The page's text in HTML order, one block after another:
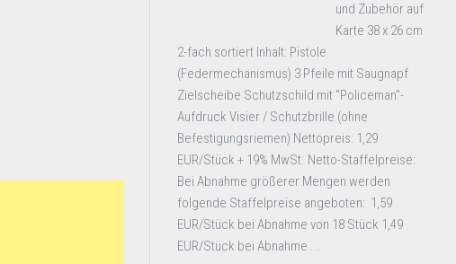
und Zubehör auf
Karte 38 x 26 cm
2-fach sortiert Inhalt: Pistole
(Federmechanismus) 3 Pfeile mit Saugnapf
Zielscheibe Schutzschild mit "Policeman"-
Aufdruck Visier / Schutzbrille (ohne
Befestigungsriemen) Nettopreis: 1,29
EUR/Stück + 19% MwSt. Netto-Staffelpreise:
Bei Abnahme größerer Mengen werden
folgende Staffelpreise angeboten: 1,59
EUR/Stück bei Abnahme von 18 Stück 1,49
EUR/Stück bei Abnahme ...